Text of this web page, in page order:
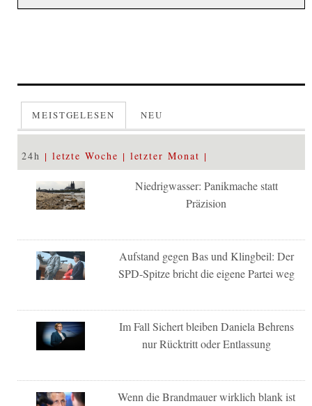
MEISTGELESEN NEU
24h letzte Woche letzter Monat
Niedrigwasser: Panikmache statt
Präzision
Aufstand gegen Bas und Klingbeil: Der
SPD-Spitze bricht die eigene Partei weg
Im Fall Sichert bleiben Daniela Behrens
nur Rücktritt oder Entlassung
Wenn die Brandmauer wirklich blank ist